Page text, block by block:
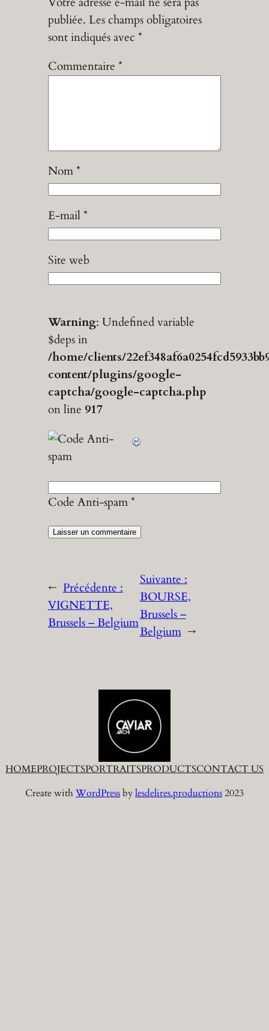
publiée. Les champs obligatoires
sont indiqués avec *
Commentaire *
Nom*
E-mail*
Site web
Warning: Undefined variable
$deps in
/home/clients/
content/plugins/google-
captcha/google-captcha.php
on line 917
Code Anti-spam*
← Précédente :
VIGNETTE,
Brussels – Belgium
Suivante :
BOURSE,
Brussels –
Belgium →
HOMEPROJECTSPORTRAITSPRODUCTSCONTACT US
Create withWordPressbylesdelires.productions2023